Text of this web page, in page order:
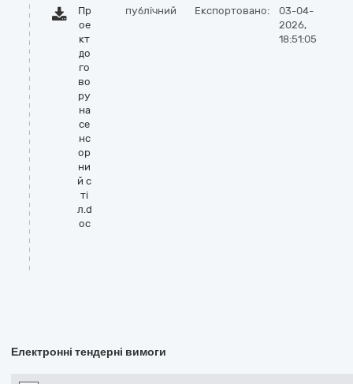
Пр
ое
кт
до
го
во
ру
на
се
нс
ор
ни
й с
ті
л.d
oc
публічний Експортовано:
03-04-
2026,
18:51:05
Електронні тендерні вимоги